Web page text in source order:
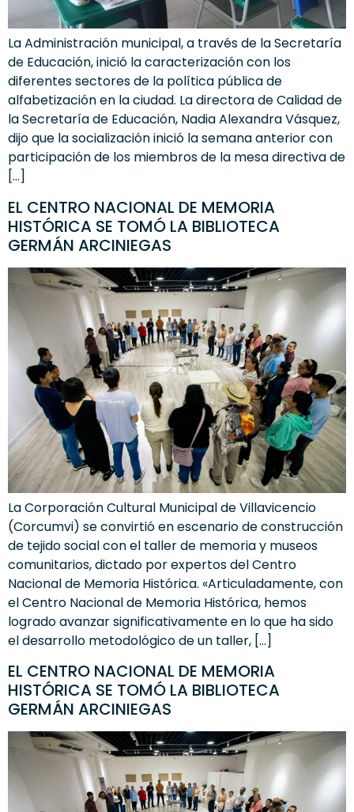
La Administración municipal, a través de la Secretaría
de Educación, inició la caracterización con los
diferentes sectores de la política pública de
alfabetización en la ciudad. La directora de Calidad de
la Secretaría de Educación, Nadia Alexandra Vásquez,
dijo que la socialización inició la semana anterior con
participación de los miembros de la mesa directiva de
[…]
EL CENTRO NACIONAL DE MEMORIA
HISTÓRICA SE TOMÓ LA BIBLIOTECA
GERMÁN ARCINIEGAS
La Corporación Cultural Municipal de Villavicencio
(Corcumvi) se convirtió en escenario de construcción
de tejido social con el taller de memoria y museos
comunitarios, dictado por expertos del Centro
Nacional de Memoria Histórica. «Articuladamente, con
el Centro Nacional de Memoria Histórica, hemos
logrado avanzar significativamente en lo que ha sido
el desarrollo metodológico de un taller, […]
EL CENTRO NACIONAL DE MEMORIA
HISTÓRICA SE TOMÓ LA BIBLIOTECA
GERMÁN ARCINIEGAS